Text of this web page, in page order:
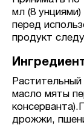
мл (8
перед
продукт
масло мяты
дрожжи,